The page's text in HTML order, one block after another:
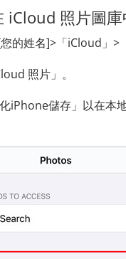
iCloud 照片圖庫
的姓名]>「iCloud」>
照片」。
iPhone儲存」以在本